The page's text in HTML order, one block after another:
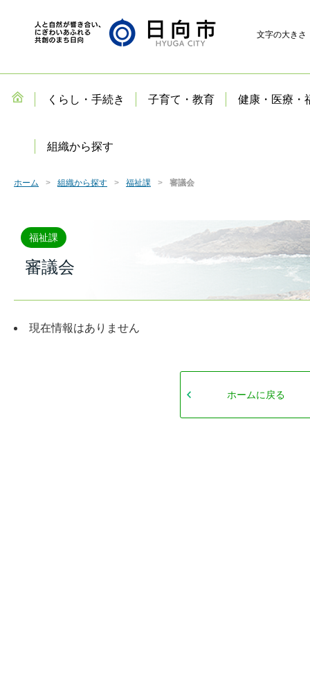
文字の大きさ
くらし・手続き 子育て・教育 健康・医療・
組織から探す
ホーム 組織から探す 福祉課 審議会
福祉課
審議会
現在情報はありません
ホームに戻る